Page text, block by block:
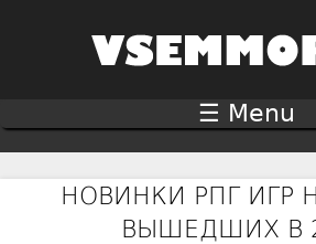
НОВИНКИ РПГ ИГР
ВЫШЕДШИХ В
☰ Menu